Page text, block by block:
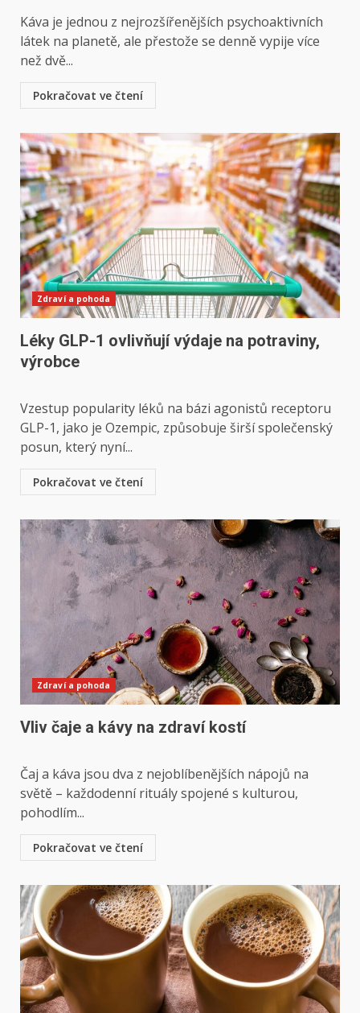
Káva je jednou z nejrozšířenějších psychoaktivních
látek na planetě, ale přestože se denně vypije více
než dvě...
Pokračovat ve čtení
Zdraví a pohoda
Léky GLP-1 ovlivňují výdaje na potraviny,
výrobce
Vzestup popularity léků na bázi agonistů receptoru
GLP-1, jako je Ozempic, způsobuje širší společenský
posun, který nyní...
Pokračovat ve čtení
Zdraví a pohoda
Vliv čaje a kávy na zdraví kostí
Čaj a káva jsou dva z nejoblíbenějších nápojů na
světě – každodenní rituály spojené s kulturou,
pohodlím...
Pokračovat ve čtení